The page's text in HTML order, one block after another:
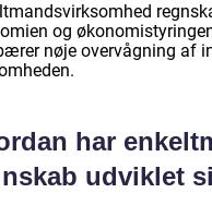
og
nøje overvågning af
har
udviklet